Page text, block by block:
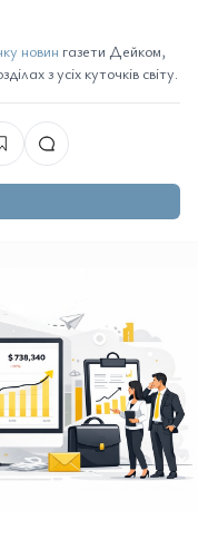
новин газети Дейком,
з усіх куточків світу.